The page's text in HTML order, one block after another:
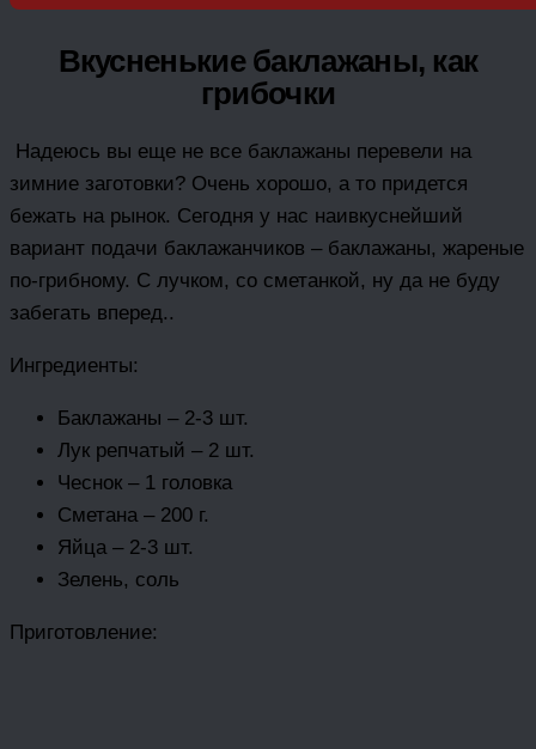
Вкусненькие баклажаны, как
грибочки
Надеюсь вы еще не все баклажаны перевели на
зимние заготовки? Очень хорошо, а то придется
бежать на рынок. Сегодня у нас наивкуснейший
вариант подачи баклажанчиков – баклажаны, жареные
по-грибному. С лучком, со сметанкой, ну да не буду
забегать вперед..
Ингредиенты:
Баклажаны – 2-3 шт.
Лук репчатый – 2 шт.
Чеснок – 1 головка
Сметана – 200 г.
Яйца – 2-3 шт.
Зелень, соль
Приготовление: